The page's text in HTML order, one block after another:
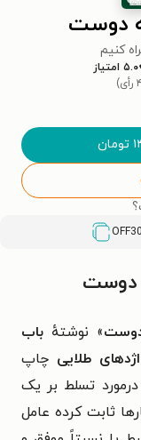
دوست
کنیم
۵.۰ امتیاز
تومان
OFF30
دوست
» نوشتهٔ باب
طلایی چاپ
درمورد تسلط بر یک
ثابت کرده عامل